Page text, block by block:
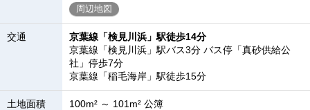
周辺地図
交通
京葉線「検見川浜」駅徒歩14分
京葉線「検見川浜」駅バス3分 バス停「真砂供給公
社」停歩7分
京葉線「稲毛海岸」駅徒歩15分
土地面積 100m² ～ 101m² 公簿